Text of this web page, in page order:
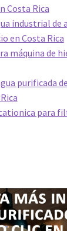
Costa Rica
industrial de
en Costa Rica
máquina de
purificada
para